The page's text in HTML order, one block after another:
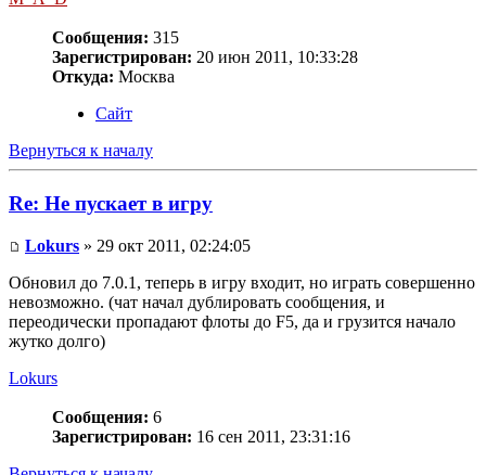
Сообщения: 315
Зарегистрирован: 20 июн 2011, 10:33:28
Откуда: Москва
Сайт
Вернуться к началу
Re: Не пускает в игру
Lokurs » 29 окт 2011, 02:24:05
Обновил до 7.0.1, теперь в игру входит, но играть совершенно
невозможно. (чат начал дублировать сообщения, и
переодически пропадают флоты до F5, да и грузится начало
жутко долго)
Lokurs
Сообщения: 6
Зарегистрирован: 16 сен 2011, 23:31:16